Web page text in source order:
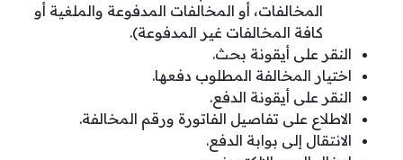
المخالفات، أو المخالفات المدفوعة والملغية أو
كافة المخالفات غير المدفوعة).
النقر على أيقونة بحث.
اختيار المخالفة المطلوب دفعها.
النقر على أيقونة الدفع.
الاطلاع على تفاصيل الفاتورة ورقم المخالفة.
الانتقال إلى بوابة الدفع.